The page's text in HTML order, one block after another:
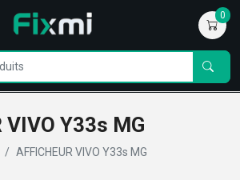
0
VIVO Y33s MG
AFFICHEUR VIVO Y33s MG